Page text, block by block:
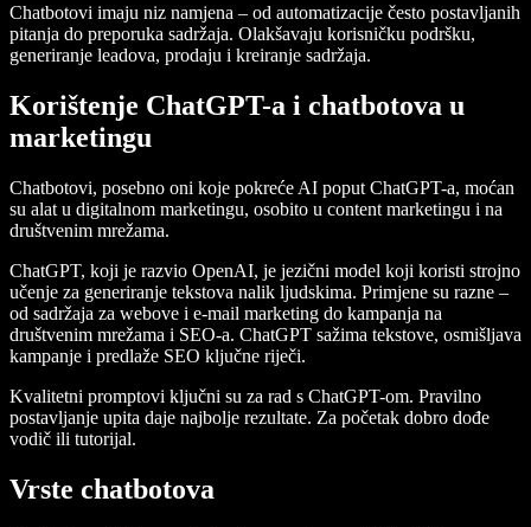
Chatbotovi imaju niz namjena – od automatizacije često postavljanih
pitanja do preporuka sadržaja. Olakšavaju korisničku podršku,
generiranje leadova, prodaju i kreiranje sadržaja.
Korištenje ChatGPT-a i chatbotova u
marketingu
Chatbotovi, posebno oni koje pokreće AI poput ChatGPT-a, moćan
su alat u digitalnom marketingu, osobito u content marketingu i na
društvenim mrežama.
ChatGPT, koji je razvio OpenAI, je jezični model koji koristi strojno
učenje za generiranje tekstova nalik ljudskima. Primjene su razne –
od sadržaja za webove i e-mail marketing do kampanja na
društvenim mrežama i SEO-a. ChatGPT sažima tekstove, osmišljava
kampanje i predlaže SEO ključne riječi.
Kvalitetni promptovi ključni su za rad s ChatGPT-om. Pravilno
postavljanje upita daje najbolje rezultate. Za početak dobro dođe
vodič ili tutorijal.
Vrste chatbotova